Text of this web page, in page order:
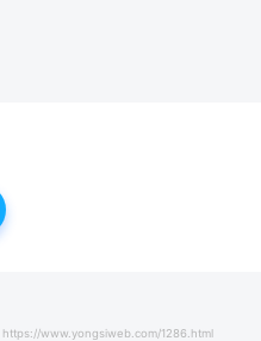
https://www.yongsiweb.com/1286.html